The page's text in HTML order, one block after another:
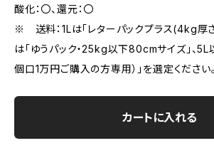
酸化：〇、還元：〇
※ 送料：1Lは「レターパックプラス(4kg厚
は「ゆうパック・25kg以下80cmサイズ」、5L
個口1万円ご購入の方専用）」を選定ください。
カートに入れる